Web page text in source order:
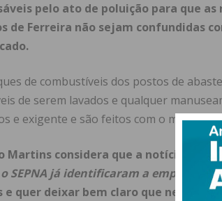
pelo ato de poluição para que
de Ferreira não sejam confundidas
de combustíveis dos postos de
de serem lavados e qualquer
e exigente e são feitos com o maior
Martins considera que a notícia
o SEPNA já identificaram a empresa
quer deixar bem claro que nenhum